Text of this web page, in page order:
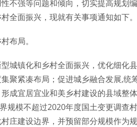
不强等问题和倾向，切实提高规划
全面振兴，现就有关事项通知如下。
布局。
城镇化和乡村全面振兴，优化细化
聚紧凑布局；促进城乡融合发展,统
成宜居宜业和美乡村建设的县域整
规模不超过2020年度国土变更调查
庄建设边界，并预留部分规模作为